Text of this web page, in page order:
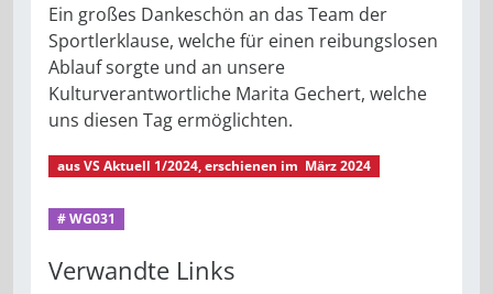
Ein großes Dankeschön an das Team der
Sportlerklause, welche für einen reibungslosen
Ablauf sorgte und an unsere
Kulturverantwortliche Marita Gechert, welche
uns diesen Tag ermöglichten.
ausVS Aktuell 1/2024, erschienen im März 2024
# WG031
Verwandte Links